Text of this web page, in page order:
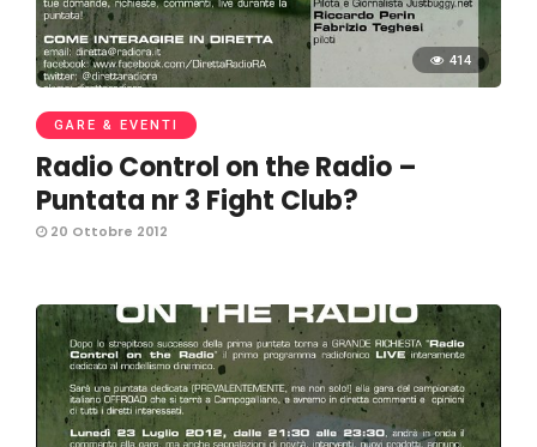
414
GARE & EVENTI
Radio Control on the Radio –
Puntata nr 3 Fight Club?
20 Ottobre 2012